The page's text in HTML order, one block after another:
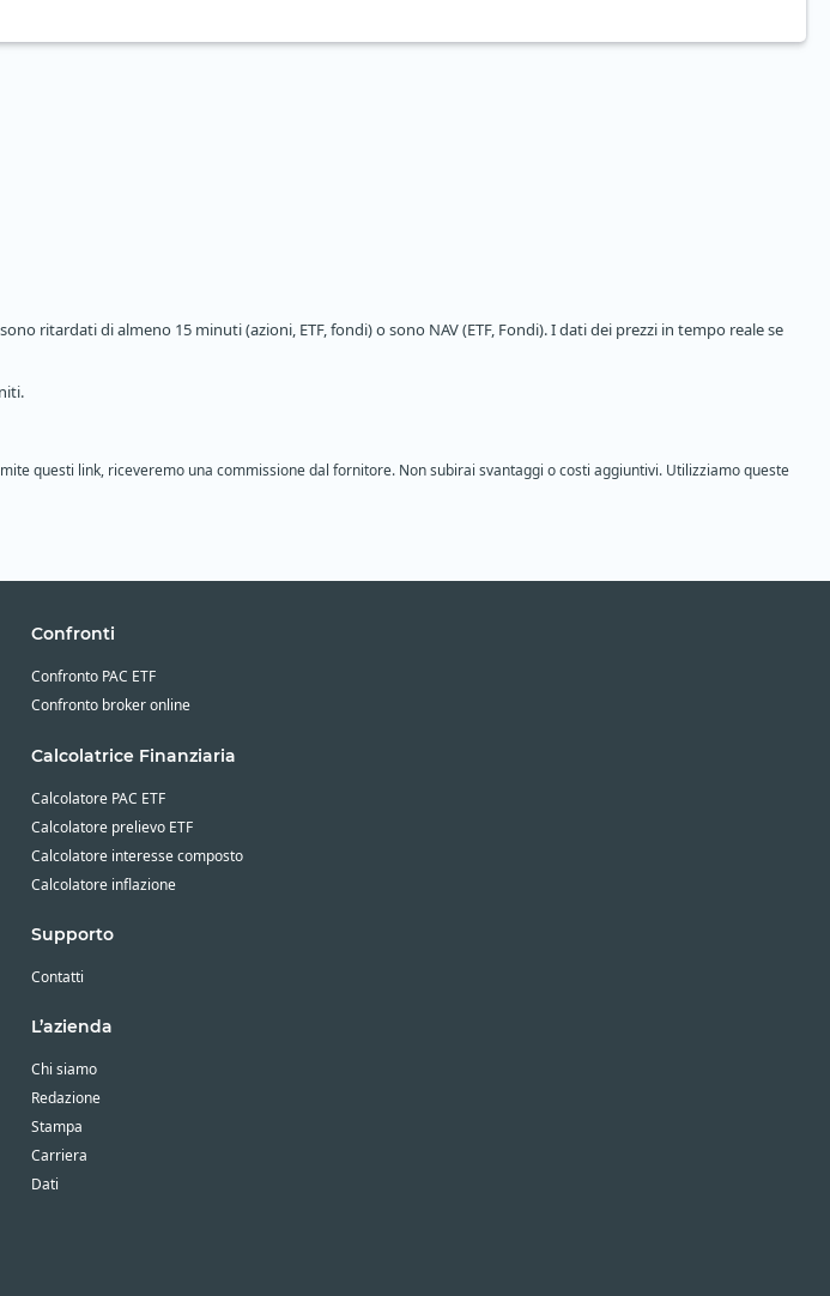
ritardati di almeno 15 minuti (azioni, ETF, fondi) o sono NAV (ETF, Fondi). I dati dei prezzi in tempo reale se
questi link, riceveremo una commissione dal fornitore. Non subirai svantaggi o costi aggiuntivi. Utilizziamo queste
Confronti
Confronto PAC ETF
Confronto broker online
Calcolatrice Finanziaria
Calcolatore PAC ETF
Calcolatore prelievo ETF
Calcolatore interesse composto
Calcolatore inflazione
Supporto
Contatti
L’azienda
Chi siamo
Redazione
Stampa
Carriera
Dati